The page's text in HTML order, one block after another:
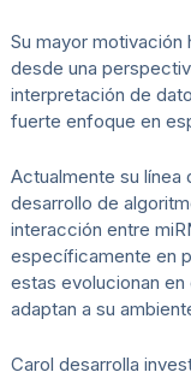
Su mayor motivación
desde una
interpretación de
fuerte enfoque en
Actualmente su línea
desarrollo de
interacción entre
específicamente en
estas evolucionan
adaptan a su
Carol desarrolla